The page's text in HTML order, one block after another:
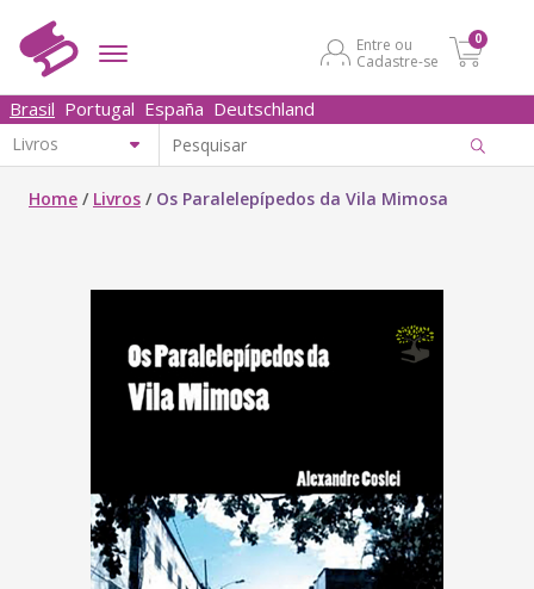
Entre ou
Cadastre-se
0
Brasil Portugal España Deutschland
Home / Livros / Os Paralelepípedos da Vila Mimosa